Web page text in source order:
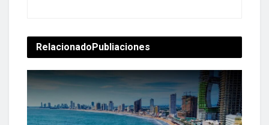
RelacionadoPubliaciones